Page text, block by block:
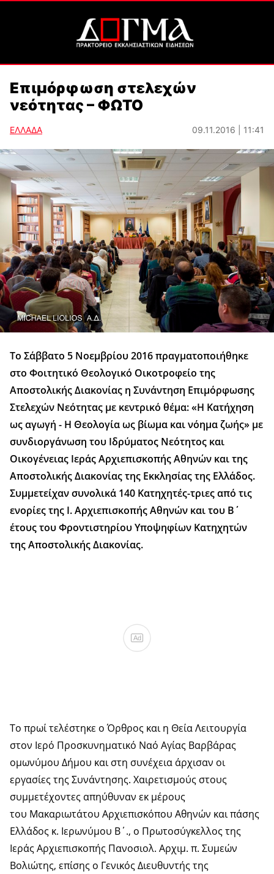
Επιμόρφωση στελεχών
νεότητας – ΦΩΤΟ
ΕΛΛΑΔΑ 09.11.2016 | 11:41
Το Σάββατο 5 Νοεμβρίου 2016 πραγματοποιήθηκε
στο Φοιτητικό Θεολογικό Οικοτροφείο της
Αποστολικής Διακονίας η Συνάντηση Επιμόρφωσης
Στελεχών Νεότητας με κεντρικό θέμα: «Η Κατήχηση
ως αγωγή - Η Θεολογία ως βίωμα και νόημα ζωής» με
συνδιοργάνωση του Ιδρύματος Νεότητος και
Οικογένειας Ιεράς Αρχιεπισκοπής Αθηνών και της
Αποστολικής Διακονίας της Εκκλησίας της Ελλάδος.
Συμμετείχαν συνολικά 140 Κατηχητές-τριες από τις
ενορίες της Ι. Αρχιεπισκοπής Αθηνών και του Β΄
έτους του Φροντιστηρίου Υποψηφίων Κατηχητών
της Αποστολικής Διακονίας.
Ad
Το πρωί τελέστηκε ο Όρθρος και η Θεία Λειτουργία
στον Ιερό Προσκυνηματικό Ναό Αγίας Βαρβάρας
ομωνύμου Δήμου και στη συνέχεια άρχισαν οι
εργασίες της Συνάντησης. Χαιρετισμούς στους
συμμετέχοντες απηύθυναν εκ μέρους
του Μακαριωτάτου Αρχιεπισκόπου Αθηνών και πάσης
Ελλάδος κ. Ιερωνύμου Β΄., ο Πρωτοσύγκελλος της
Ιεράς Αρχιεπισκοπής Πανοσιολ. Αρχιμ. π. Συμεών
Βολιώτης, επίσης ο Γενικός Διευθυντής της